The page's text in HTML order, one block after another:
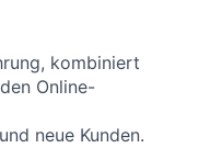
kombiniert
Online-
neue Kunden.